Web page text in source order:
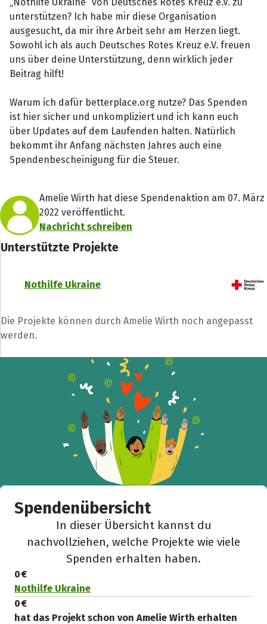
unterstützen? Ich habe mir diese Organisation
ausgesucht, da mir ihre Arbeit sehr am Herzen liegt.
Sowohl ich als auch Deutsches Rotes Kreuz e.V. freuen
uns über deine Unterstützung, denn wirklich jeder
Beitrag hilft!
Warum ich dafür betterplace.org nutze? Das Spenden
ist hier sicher und unkompliziert und ich kann euch
über Updates auf dem Laufenden halten. Natürlich
bekommt ihr Anfang nächsten Jahres auch eine
Spendenbescheinigung für die Steuer.
Amelie Wirth hat diese Spendenaktion am 07. März
2022 veröffentlicht.
Nachricht schreiben
Unterstützte Projekte
Nothilfe Ukraine
Die Projekte können durch Amelie Wirth noch angepasst
werden.
Spendenübersicht
In dieser Übersicht kannst du
nachvollziehen, welche Projekte wie viele
Spenden erhalten haben.
0 €
Nothilfe Ukraine
0 €
hat das Projekt schon von Amelie Wirth erhalten
Facebook WhatsApp